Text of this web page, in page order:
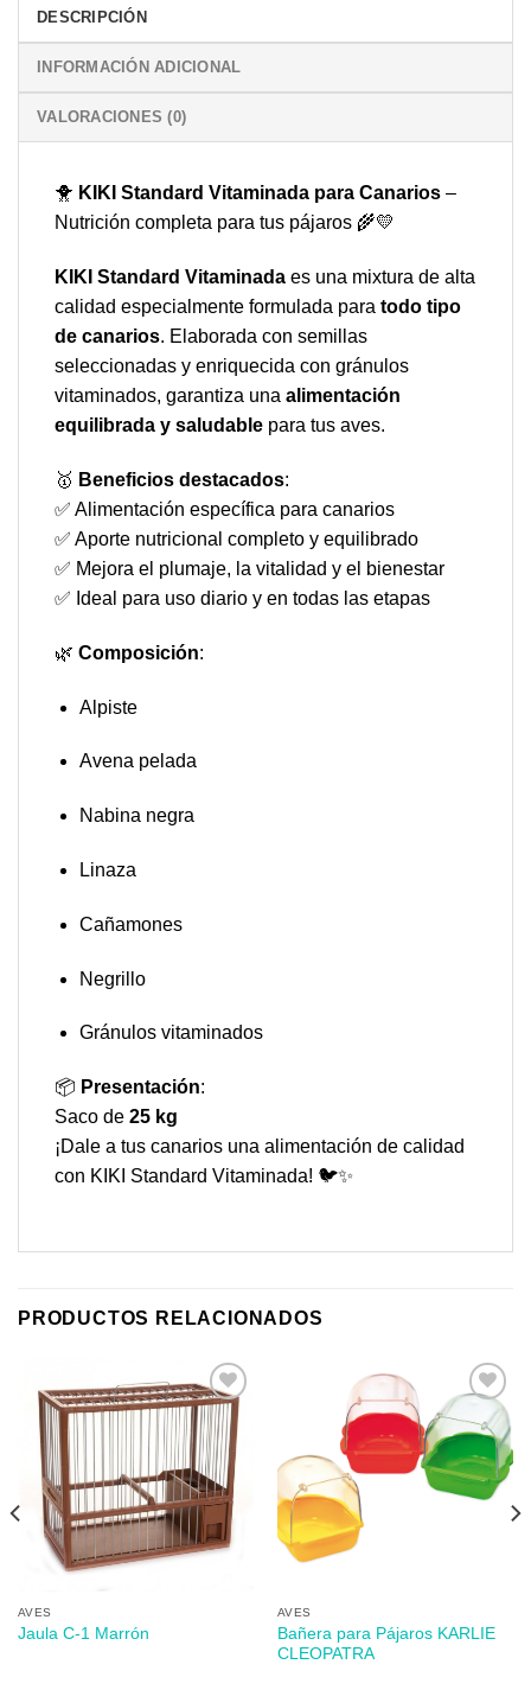
DESCRIPCIÓN
INFORMACIÓN ADICIONAL
VALORACIONES (0)
🐥 KIKI Standard Vitaminada para Canarios –
Nutrición completa para tus pájaros 🌾💛
KIKI Standard Vitaminada es una mixtura de alta
calidad especialmente formulada para todo tipo
de canarios. Elaborada con semillas
seleccionadas y enriquecida con gránulos
vitaminados, garantiza una alimentación
equilibrada y saludable para tus aves.
🥇 Beneficios destacados:
✅ Alimentación específica para canarios
✅ Aporte nutricional completo y equilibrado
✅ Mejora el plumaje, la vitalidad y el bienestar
✅ Ideal para uso diario y en todas las etapas
🌿 Composición:
Alpiste
Avena pelada
Nabina negra
Linaza
Cañamones
Negrillo
Gránulos vitaminados
📦 Presentación:
Saco de 25 kg
¡Dale a tus canarios una alimentación de calidad
con KIKI Standard Vitaminada! 🐦✨
PRODUCTOS RELACIONADOS
Añadir
a mi
lista de
los
deseos
AVES
Jaula C-1 Marrón
Añadir
a mi
lista de
AVES
Bañera para Pájaros KARLIE
CLEOPATRA